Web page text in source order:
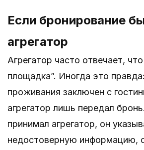
Если бронирование
агрегатор
Агрегатор часто отвечает,
площадка”. Иногда это
проживания заключен с
агрегатор лишь передал
принимал агрегатор, он
недостоверную информацию,